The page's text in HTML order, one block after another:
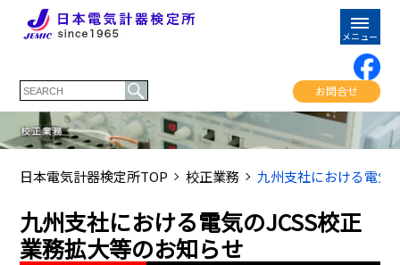
お問合せ
日本電気計器検定所TOP 校正業務 九州支社における電気
九州支社における電気のJCSS校正
業務拡大等のお知らせ